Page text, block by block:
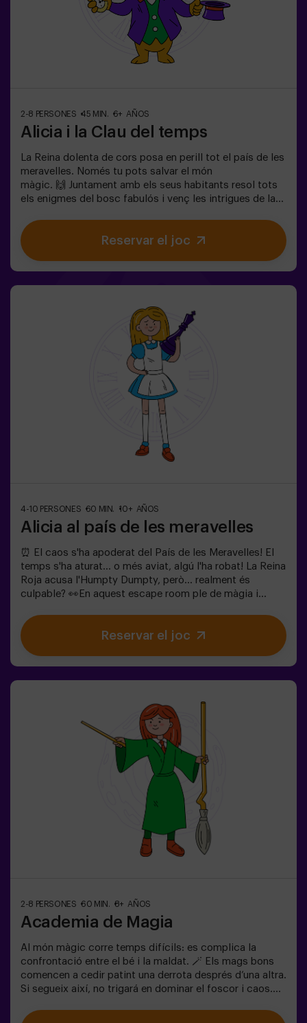
2-8 PERSONES 45 MIN. 6+ AÑOS
Alicia i la Clau del temps
La Reina dolenta de cors posa en perill tot el país de les
meravelles. Només tu pots salvar el món
màgic. 🙌 Juntament amb els seus habitants resol tots
els enigmes del bosc fabulós i venç les intrigues de la
captivador de la teva vida amb Alicia i el conill? 🐇És un
joc d'escapada infantil destinat per a nens de 6 a 13
anys!✅ Ideal per a nens | famílies | aniversaris
monitor (consulta'ns les condicions). ⚠️ Passes estrets
Reservar el joc
4-10 PERSONES 60 MIN. 10+ AÑOS
Alicia al país de les meravelles
⏰ El caos s'ha apoderat del País de les Meravelles! El
temps s'ha aturat... o més aviat, algú l'ha robat! La Reina
Roja acusa l'Humpty Dumpty, però... realment és
culpable? 👀En aquest escape room ple de màgia i
enigmes absurds (com els que li agraden al Barreter).🔹
Enfrontar-te a personatges icònics (compte amb la
Reina de Cors!).🔹 Trobar el temps perdut abans que el
❗Menors de 14 anys: requereixen 1 adult
acompanyant.Opció amb monitor disponible (consulta
les condicions).
Reservar el joc
2-8 PERSONES 60 MIN. 8+ AÑOS
Academia de Magia
Al món màgic corre temps difícils: es complica la
confrontació entre el bé i la maldat. 🪄 Els mags bons
comencen a cedir patint una derrota després d’una altra.
Si segueix així, no trigará en dominar el foscor i caos.
poder de la pedra filosofal. Però primer s'ha de crear i